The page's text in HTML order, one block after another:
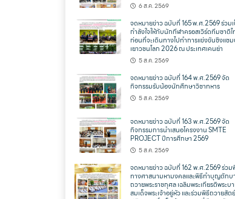
6 ส.ค. 2569
จดหมายข่าว ฉบับที่ 165 พ.ศ.2569 ร่วม
กำลังใจให้กับนักกีฬาครอสเวิร์ดทีมชาติ
ก่อนที่จะเดินทางไปทำการแข่งขันชิงแช
เยาวชนโลก 2026 ณ ประเทศเคนย่า
5 ส.ค. 2569
จดหมายข่าว ฉบับที่ 164 พ.ศ.2569 จัด
กิจกรรมรับน้องนักศึกษาวิชาทหาร
5 ส.ค. 2569
จดหมายข่าว ฉบับที่ 163 พ.ศ.2569 จัด
กิจกรรมการนำเสนอโครงงาน SMTE
PROJECT ปีการศึกษา 2569
5 ส.ค. 2569
จดหมายข่าว ฉบับที่ 162 พ.ศ.2569 ร่วม
ทางศาสนามหามงคลและพิธีทำบุญตักบ
ถวายพระราชกุศล เฉลิมพระเกียรติพระบ
สมเด็จพระเจ้าอยู่หัว และร่วมพิธีถวายสัต